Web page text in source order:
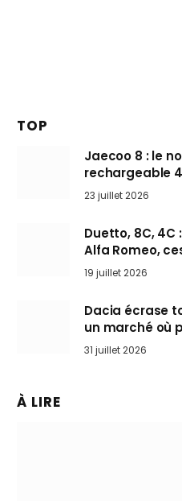
TOP
Jaecoo 8 : le
rechargeable
arrive en
23 juillet 2026
Duetto, 8C, 4C
Alfa Romeo,
l’art de rouler
19 juillet 2026
Dacia écrase
un marché où
31 juillet 2026
À LIRE